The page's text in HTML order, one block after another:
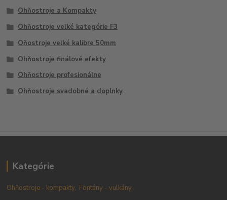
Ohňostroje a Kompakty
Ohňostroje veľké kategórie F3
Oňostroje veľké kalibre 50mm
Ohňostroje finálové efekty
Ohňostroje profesionálne
Ohňostroje svadobné a doplnky
Kategórie
Ohňostroje - kompakty, Fontány - vulkány,